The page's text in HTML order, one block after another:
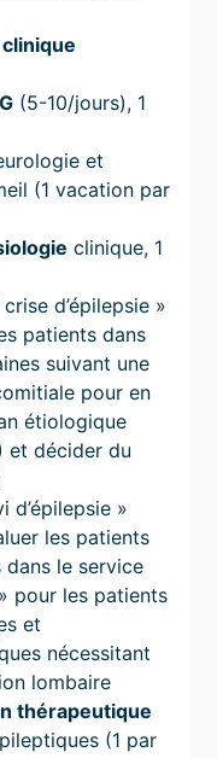
(5-10/jours), 1
et
(1 vacation par
clinique, 1
crise d’épilepsie »
patients dans
suivant une
pour en
étiologique
et décider du
d’épilepsie »
les patients
dans le service
pour les patients
et
nécessitant
lombaire
thérapeutique
(1 par